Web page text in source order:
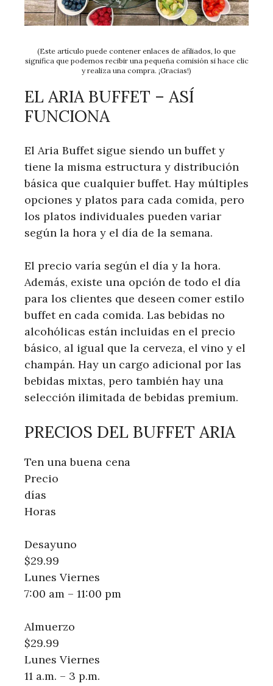
(Este artículo puede contener enlaces de afiliados, lo que
significa que podemos recibir una pequeña comisión si hace clic
y realiza una compra. ¡Gracias!)
EL ARIA BUFFET – ASÍ
FUNCIONA
El Aria Buffet sigue siendo un buffet y
tiene la misma estructura y distribución
básica que cualquier buffet. Hay múltiples
opciones y platos para cada comida, pero
los platos individuales pueden variar
según la hora y el día de la semana.
El precio varía según el día y la hora.
Además, existe una opción de todo el día
para los clientes que deseen comer estilo
buffet en cada comida. Las bebidas no
alcohólicas están incluidas en el precio
básico, al igual que la cerveza, el vino y el
champán. Hay un cargo adicional por las
bebidas mixtas, pero también hay una
selección ilimitada de bebidas premium.
PRECIOS DEL BUFFET ARIA
Ten una buena cena
Precio
días
Horas
Desayuno
$29.99
Lunes Viernes
7:00 am – 11:00 pm
Almuerzo
$29.99
Lunes Viernes
11 a.m. – 3 p.m.